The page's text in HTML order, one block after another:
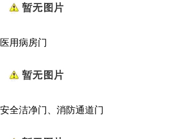
医用病房门
安全洁净门、消防通道门